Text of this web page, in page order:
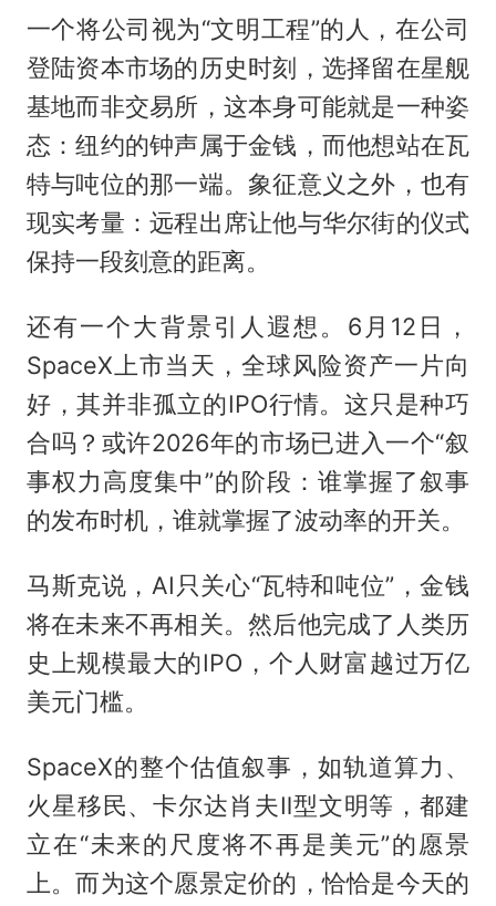
一个将公司视为“文明工程”的人，在公司
登陆资本市场的历史时刻，选择留在星舰
基地而非交易所，这本身可能就是一种姿
态：纽约的钟声属于金钱，而他想站在瓦
特与吨位的那一端。象征意义之外，也有
现实考量：远程出席让他与华尔街的仪式
保持一段刻意的距离。
还有一个大背景引人遐想。6月12日，
SpaceX上市当天，全球风险资产一片向
好，其并非孤立的IPO行情。这只是种巧
合吗？或许2026年的市场已进入一个“叙
事权力高度集中”的阶段：谁掌握了叙事
的发布时机，谁就掌握了波动率的开关。
马斯克说，AI只关心“瓦特和吨位”，金钱
将在未来不再相关。然后他完成了人类历
史上规模最大的IPO，个人财富越过万亿
美元门槛。
SpaceX的整个估值叙事，如轨道算力、
火星移民、卡尔达肖夫Ⅱ型文明等，都建
立在“未来的尺度将不再是美元”的愿景
上。而为这个愿景定价的，恰恰是今天的